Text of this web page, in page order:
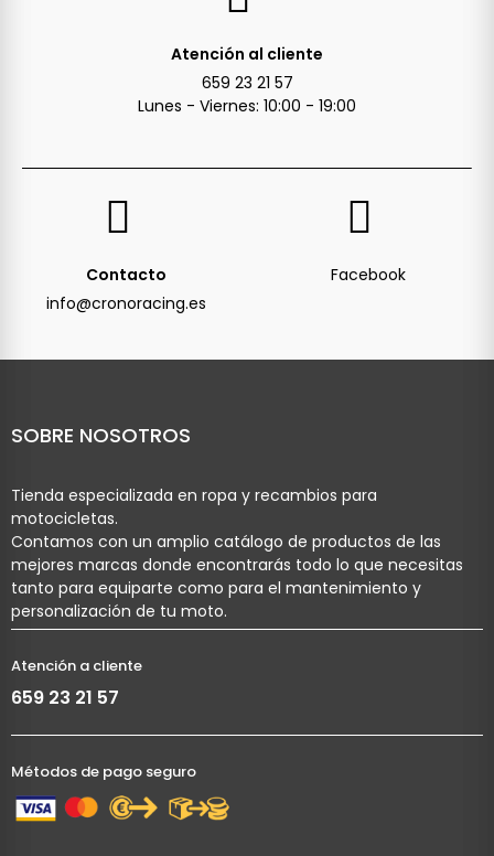
Atención al cliente
659 23 21 57
Lunes - Viernes: 10:00 - 19:00
Contacto
info@cronoracing.es
Facebook
SOBRE NOSOTROS
Tienda especializada en ropa y recambios para
motocicletas.
Contamos con un amplio catálogo de productos de las
mejores marcas donde encontrarás todo lo que necesitas
tanto para equiparte como para el mantenimiento y
personalización de tu moto.
Atención a cliente
659 23 21 57
Métodos de pago seguro